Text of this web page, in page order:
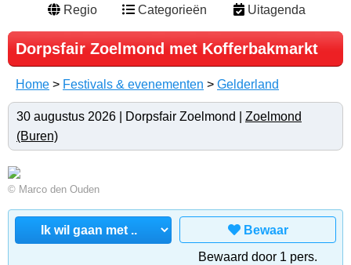
Regio Categorieën Uitagenda
Dorpsfair Zoelmond met Kofferbakmarkt
Home > Festivals & evenementen > Gelderland
30 augustus 2026 | Dorpsfair Zoelmond | Zoelmond
(Buren)
© Marco den Ouden
Bewaar
Bewaard door 1 pers.